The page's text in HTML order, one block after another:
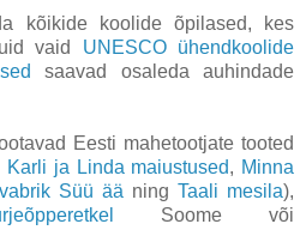
kõikide koolide õpilased, kes
vaid UNESCO ühendkoolide
saavad osaleda auhindade
Eesti mahetootjate tooted
Karli ja Linda maiustused, Minna
Süü ää ning Taali mesila),
Soome või